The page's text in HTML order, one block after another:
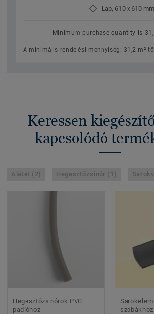
Lap, 610 x 610 mm
Minimum purchase quantity is
A minimális rendelési mennyiség: 31,2 m²
Keressen
kapcsolódó
Alátét (2) Hegesztőzsinór (1)
Hegesztőzsinórok PVC
padlóhoz